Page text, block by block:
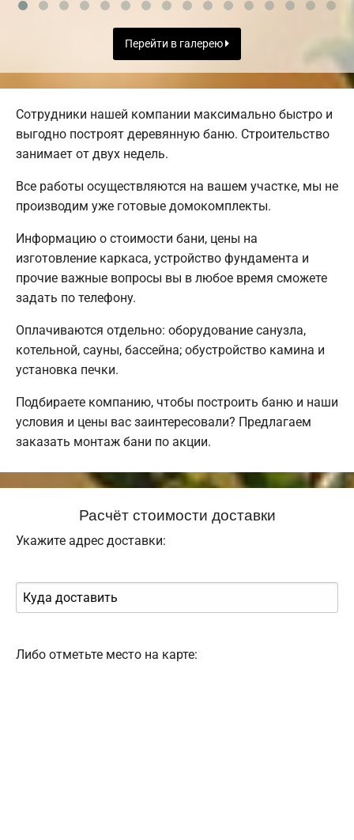
Перейти в галерею
Сотрудники нашей компании максимально быстро и
выгодно построят деревянную баню. Строительство
занимает от двух недель.
Все работы осуществляются на вашем участке, мы не
производим уже готовые домокомплекты.
Информацию о стоимости бани, цены на
изготовление каркаса, устройство фундамента и
прочие важные вопросы вы в любое время сможете
задать по телефону.
Оплачиваются отдельно: оборудование санузла,
котельной, сауны, бассейна; обустройство камина и
установка печки.
Подбираете компанию, чтобы построить баню и наши
условия и цены вас заинтересовали? Предлагаем
заказать монтаж бани по акции.
Расчёт стоимости доставки
Укажите адрес доставки:
Либо отметьте место на карте: